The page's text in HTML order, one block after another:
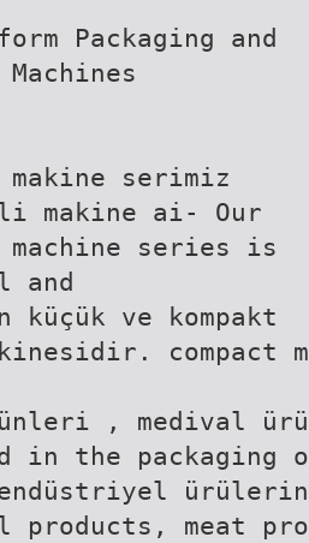
Packaging and
makine serimiz
makine ai- Our
machine series is
and
küçük ve kompakt
compact
, medival
in the packaging
ürülerin
products, meat